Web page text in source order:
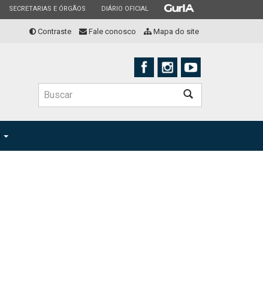
ESTADO
SECRETARIAS E ÓRGÃOS ESTADO
DIÁRIO OFICIAL ESTADO
Contraste Fale conosco Mapa do site